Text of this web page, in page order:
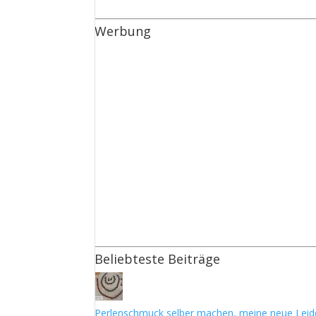
Werbung
Beliebteste Beiträge
Perlenschmuck selber machen, meine neue